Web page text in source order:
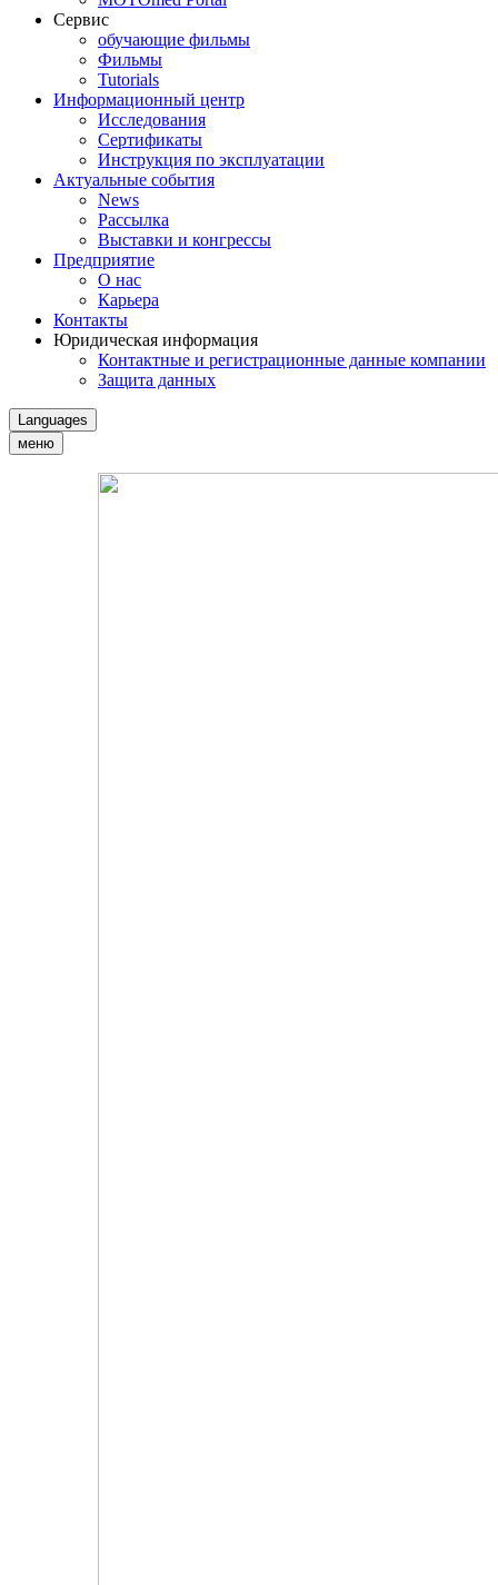
Сервис
обучающие фильмы
Фильмы
Tutorials
Информационный центр
Исследования
Сертификаты
Инструкция по эксплуатации
Актуальные события
News
Рассылка
Выставки и конгрессы
Предприятие
О нас
Карьера
Контакты
Юридическая информация
Контактные и регистрационные данные компании
Защита данных
Languages
меню